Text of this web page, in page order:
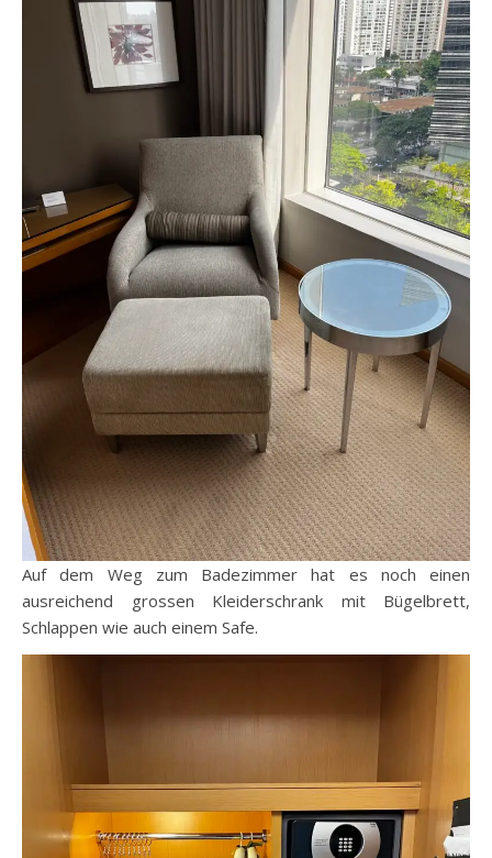
Auf dem Weg zum Badezimmer hat es noch einen
ausreichend grossen Kleiderschrank mit Bügelbrett,
Schlappen wie auch einem Safe.